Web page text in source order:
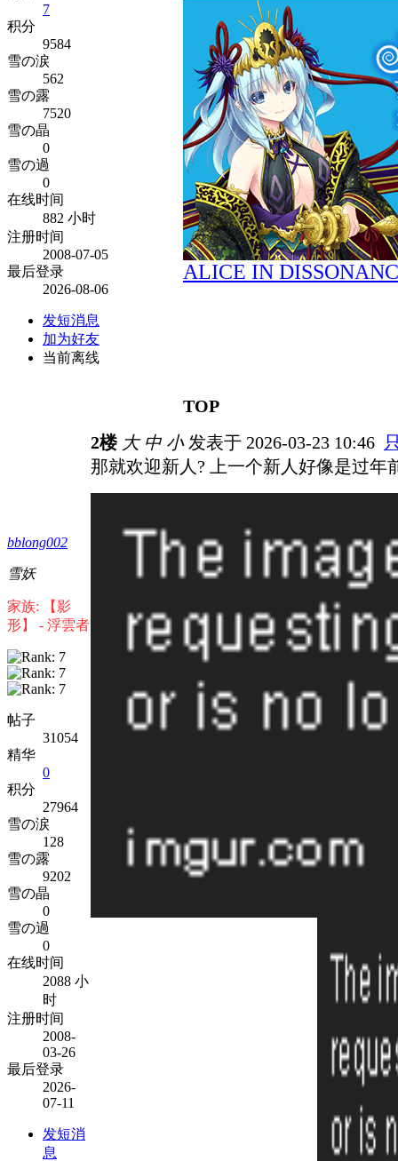
7
积分
9584
雪の涙
562
雪の露
7520
雪の晶
0
雪の過
0
在线时间
882 小时
注册时间
2008-07-05
最后登录
2026-08-06
发短消息
加为好友
当前离线
ALICE IN
TOP
bblong002
雪妖
家族: 【影
形】 - 浮雲者
帖子
31054
精华
0
积分
27964
雪の涙
128
雪の露
9202
雪の晶
0
雪の過
0
在线时间
2088 小
时
注册时间
2008-
03-26
最后登录
2026-
07-11
发短消
息
2楼 大 中 小发表于 2026-03-23 10:46
那就欢迎新人? 上一个新人好像是过年